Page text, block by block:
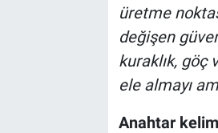
üretme
değişen
kuraklık, göç
ele almayı
Anahtar